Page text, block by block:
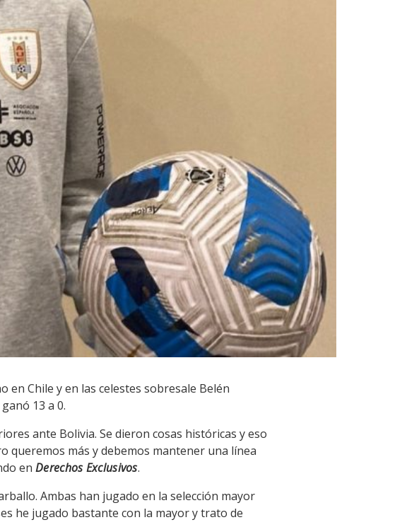
en Chile y en las celestes sobresale Belén
13 a 0.
ante Bolivia. Se dieron cosas históricas y eso
queremos más y debemos mantener una línea
en Derechos Exclusivos.
Ambas han jugado en la selección mayor
he jugado bastante con la mayor y trato de